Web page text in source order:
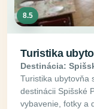
8.5
Turistika
Destinácia:
Turistika ubytovňa
destinácii Spišské
vybavenie, fotky a